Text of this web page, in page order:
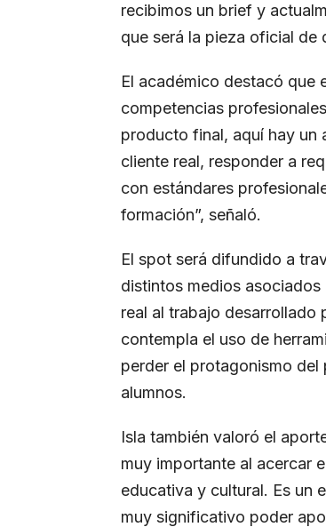
recibimos un brief y
que será la pieza oficial de
El académico destacó que
competencias
producto final, aquí hay un
cliente real, responder a
con estándares
formación”, señaló.
El spot será difundido a
distintos medios
real al trabajo desarrollado
contempla el uso de
perder el protagonismo
alumnos.
Isla también valoró el
muy importante al acercar
educativa y cultural. Es un
muy significativo poder